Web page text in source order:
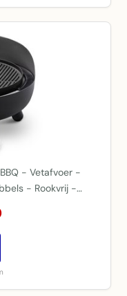
- Vetafvoer -
- Rookvrij -…